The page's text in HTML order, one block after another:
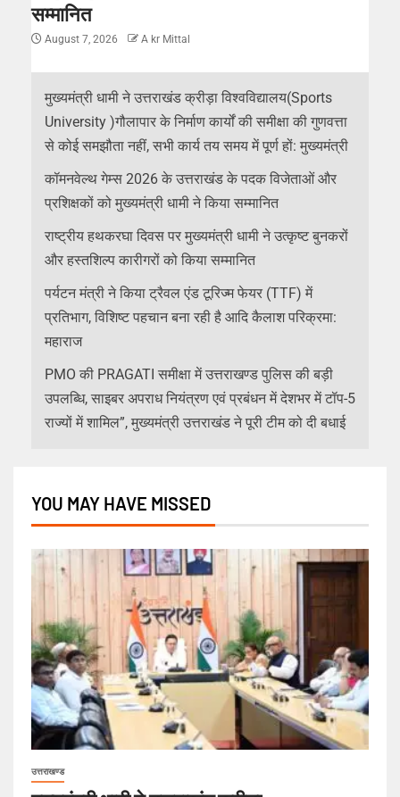
सम्मानित
August 7, 2026 A kr Mittal
मुख्यमंत्री धामी ने उत्तराखंड क्रीड़ा विश्वविद्यालय(Sports
University )गौलापार के निर्माण कार्यों की समीक्षा की गुणवत्ता
से कोई समझौता नहीं, सभी कार्य तय समय में पूर्ण हों: मुख्यमंत्री
कॉमनवेल्थ गेम्स 2026 के उत्तराखंड के पदक विजेताओं और
प्रशिक्षकों को मुख्यमंत्री धामी ने किया सम्मानित
राष्ट्रीय हथकरघा दिवस पर मुख्यमंत्री धामी ने उत्कृष्ट बुनकरों
और हस्तशिल्प कारीगरों को किया सम्मानित
पर्यटन मंत्री ने किया ट्रैवल एंड टूरिज्म फेयर (TTF) में
प्रतिभाग, विशिष्ट पहचान बना रही है आदि कैलाश परिक्रमा:
महाराज
PMO की PRAGATI समीक्षा में उत्तराखण्ड पुलिस की बड़ी
उपलब्धि, साइबर अपराध नियंत्रण एवं प्रबंधन में देशभर में टॉप-5
राज्यों में शामिल”, मुख्यमंत्री उत्तराखंड ने पूरी टीम को दी बधाई
YOU MAY HAVE MISSED
उत्तराखण्ड